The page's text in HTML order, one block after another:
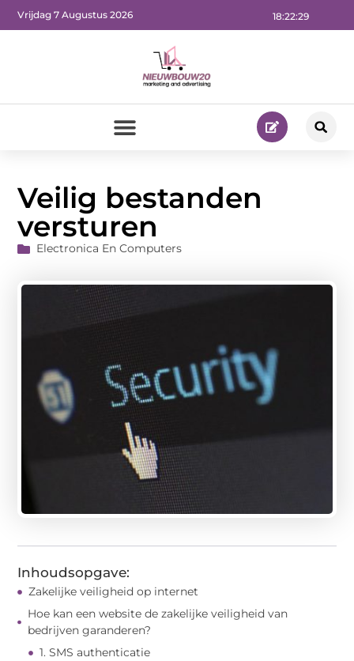
18:22:30
Vrijdag 7 Augustus 2026
Veilig bestanden
versturen
Electronica En Computers
Inhoudsopgave:
Zakelijke veiligheid op internet
Hoe kan een website de zakelijke veiligheid van
bedrijven garanderen?
1. SMS authenticatie